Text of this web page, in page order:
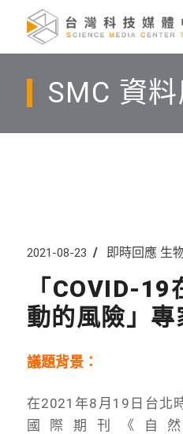
SMC 資
2021-08-23 即時回應 生
「COVID-
動的風險」專
議題背景：
在2021年8月19日台北
國際期刊《自